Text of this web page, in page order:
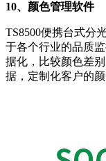
10、颜色管理软件
TS8500便携台式分
于各个行业的品质
据化，比较颜色差
据，定制化客户的颜